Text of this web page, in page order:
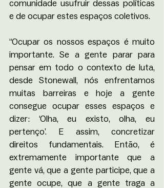
comunidade usufruir dessas políticas
e de ocupar estes espaços coletivos.
“Ocupar os nossos espaços é muito
importante. Se a gente parar para
pensar em todo o contexto de luta,
desde Stonewall, nós enfrentamos
muitas barreiras e hoje a gente
consegue ocupar esses espaços e
dizer: ‘Olha, eu existo, olha, eu
pertenço’. E assim, concretizar
direitos fundamentais. Então, é
extremamente importante que a
gente vá, que a gente participe, que a
gente ocupe, que a gente traga a